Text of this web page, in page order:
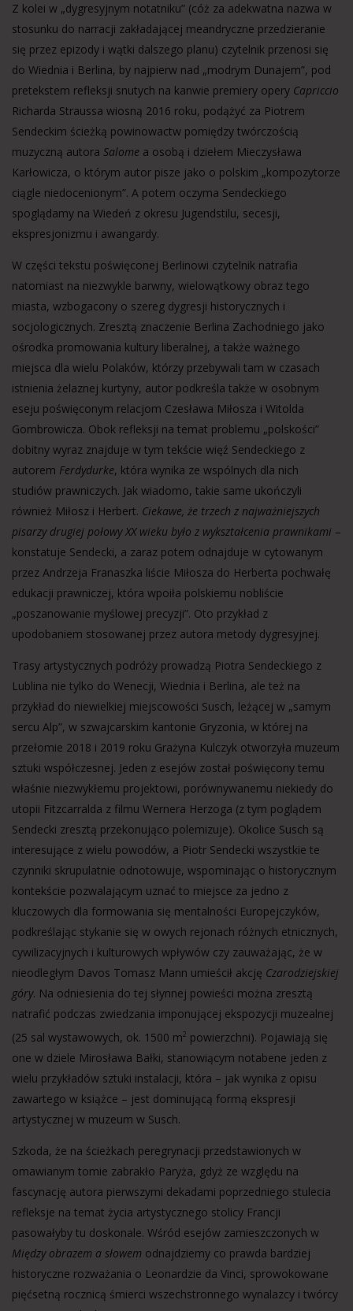
Z kolei w „dygresyjnym notatniku” (cóż za adekwatna nazwa w
stosunku do narracji zakładającej meandryczne przedzieranie
się przez epizody i wątki dalszego planu) czytelnik przenosi się
do Wiednia i Berlina, by najpierw nad „modrym Dunajem”, pod
pretekstem refleksji snutych na kanwie premiery opery Capriccio
Richarda Straussa wiosną 2016 roku, podążyć za Piotrem
Sendeckim ścieżką powinowactw pomiędzy twórczością
muzyczną autora Salome a osobą i dziełem Mieczysława
Karłowicza, o którym autor pisze jako o polskim „kompozytorze
ciągle niedocenionym”. A potem oczyma Sendeckiego
spoglądamy na Wiedeń z okresu Jugendstilu, secesji,
ekspresjonizmu i awangardy.
W części tekstu poświęconej Berlinowi czytelnik natrafia
natomiast na niezwykle barwny, wielowątkowy obraz tego
miasta, wzbogacony o szereg dygresji historycznych i
socjologicznych. Zresztą znaczenie Berlina Zachodniego jako
ośrodka promowania kultury liberalnej, a także ważnego
miejsca dla wielu Polaków, którzy przebywali tam w czasach
istnienia żelaznej kurtyny, autor podkreśla także w osobnym
eseju poświęconym relacjom Czesława Miłosza i Witolda
Gombrowicza. Obok refleksji na temat problemu „polskości”
dobitny wyraz znajduje w tym tekście więź Sendeckiego z
autorem Ferdydurke, która wynika ze wspólnych dla nich
studiów prawniczych. Jak wiadomo, takie same ukończyli
również Miłosz i Herbert. Ciekawe, że trzech z najważniejszych
pisarzy drugiej połowy XX wieku było z wykształcenia prawnikami –
konstatuje Sendecki, a zaraz potem odnajduje w cytowanym
przez Andrzeja Franaszka liście Miłosza do Herberta pochwałę
edukacji prawniczej, która wpoiła polskiemu nobliście
„poszanowanie myślowej precyzji”. Oto przykład z
upodobaniem stosowanej przez autora metody dygresyjnej.
Trasy artystycznych podróży prowadzą Piotra Sendeckiego z
Lublina nie tylko do Wenecji, Wiednia i Berlina, ale też na
przykład do niewielkiej miejscowości Susch, leżącej w „samym
sercu Alp”, w szwajcarskim kantonie Gryzonia, w której na
przełomie 2018 i 2019 roku Grażyna Kulczyk otworzyła muzeum
sztuki współczesnej. Jeden z esejów został poświęcony temu
właśnie niezwykłemu projektowi, porównywanemu niekiedy do
utopii Fitzcarralda z filmu Wernera Herzoga (z tym poglądem
Sendecki zresztą przekonująco polemizuje). Okolice Susch są
interesujące z wielu powodów, a Piotr Sendecki wszystkie te
czynniki skrupulatnie odnotowuje, wspominając o historycznym
kontekście pozwalającym uznać to miejsce za jedno z
kluczowych dla formowania się mentalności Europejczyków,
podkreślając stykanie się w owych rejonach różnych etnicznych,
cywilizacyjnych i kulturowych wpływów czy zauważając, że w
nieodległym Davos Tomasz Mann umieścił akcję Czarodziejskiej
góry. Na odniesienia do tej słynnej powieści można zresztą
natrafić podczas zwiedzania imponującej ekspozycji muzealnej
(25 sal wystawowych, ok. 1500 m2 powierzchni). Pojawiają się
one w dziele Mirosława Bałki, stanowiącym notabene jeden z
wielu przykładów sztuki instalacji, która – jak wynika z opisu
zawartego w książce – jest dominującą formą ekspresji
artystycznej w muzeum w Susch.
Szkoda, że na ścieżkach peregrynacji przedstawionych w
omawianym tomie zabrakło Paryża, gdyż ze względu na
fascynację autora pierwszymi dekadami poprzedniego stulecia
refleksje na temat życia artystycznego stolicy Francji
pasowałyby tu doskonale. Wśród esejów zamieszczonych w
Między obrazem a słowem odnajdziemy co prawda bardziej
historyczne rozważania o Leonardzie da Vinci, sprowokowane
pięćsetną rocznicą śmierci wszechstronnego wynalazcy i twórcy